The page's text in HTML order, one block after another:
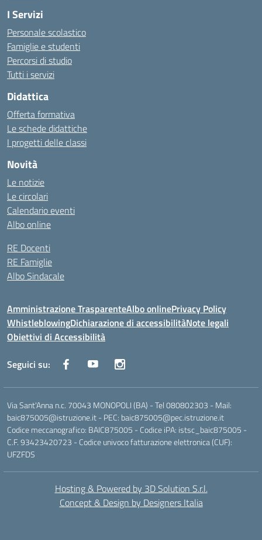
I Servizi
Personale scolastico
Famiglie e studenti
Percorsi di studio
Tutti i servizi
Didattica
Offerta formativa
Le schede didattiche
I progetti delle classi
Novità
Le notizie
Le circolari
Calendario eventi
Albo online
RE Docenti
RE Famiglie
Albo Sindacale
Amministrazione TrasparenteAlbo onlinePrivacy Policy
WhistleblowingDichiarazione di accessibilitàNote legali
Obiettivi di Accessibilità
Seguici su:
Via Sant'Anna n.c. 70043 MONOPOLI (BA) - Tel 080802303 - Mail:
baic875005@istruzione.it - PEC: baic875005@pec.istruzione.it
Codice meccanografico: BAIC875005 - Codice iPA: istsc_baic875005 -
C.F. 93423420723 - Codice univoco fatturazione elettronica (CUF):
UFZFDS
Hosting & Powered by 3D Solution S.r.l.
Concept & Design by Designers Italia